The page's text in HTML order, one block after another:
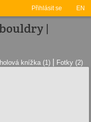
Přihlásit se EN
|
knížka (1) Fotky (2)